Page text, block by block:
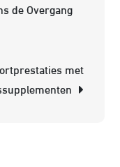
de Overgang
met